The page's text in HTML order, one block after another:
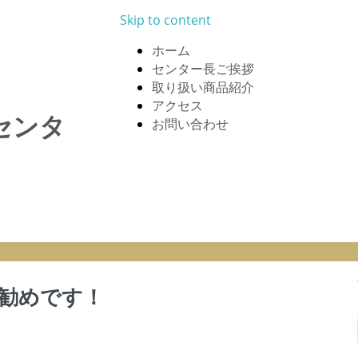
ンタ
Skip to content
ホーム
センター長ご挨拶
取り扱い商品紹介
アクセス
お問い合わせ
めです！